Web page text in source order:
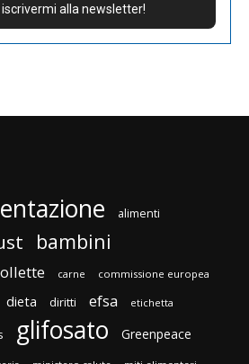
alimenti
bambini
carne commissione europea
dieta diritti efsa etichetta
glifosato Greenpeace